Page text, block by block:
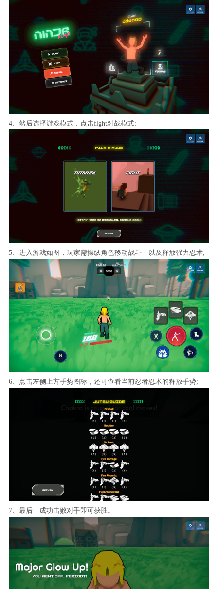
4、然后选择游戏模式，点击flght对战模式;
5、进入游戏如图，玩家需操纵角色移动战斗，以及释放强力忍术;
6、点击左侧上方手势图标，还可查看当前忍者忍术的释放手势;
7、最后，成功击败对手即可获胜。